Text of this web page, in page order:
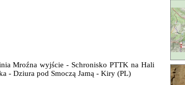
Mroźna wyjście - Schronisko PTTK na Hali
- Dziura pod Smoczą Jamą - Kiry (PL)